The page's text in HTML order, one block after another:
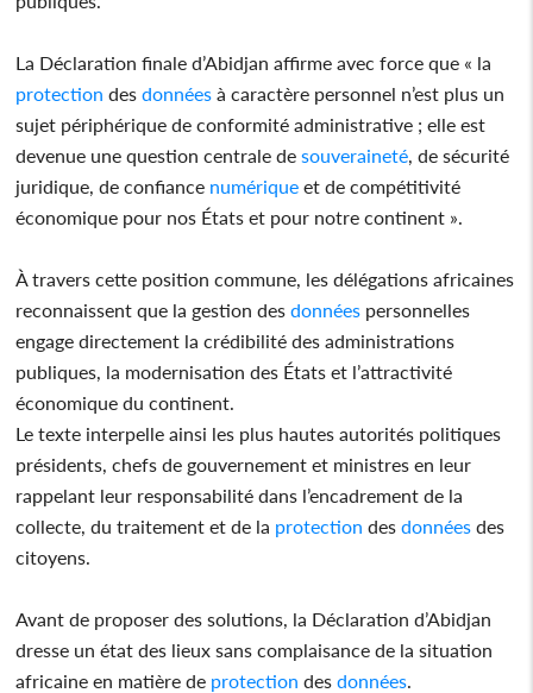
La Déclaration finale d’Abidjan affirme avec force que « la
protection des données à caractère personnel n’est plus un
sujet périphérique de conformité administrative ; elle est
devenue une question centrale de souveraineté , de sécurité
juridique, de confiance numérique et de compétitivité
économique pour nos États et pour notre continent ».
À travers cette position commune, les délégations africaines
reconnaissent que la gestion des données personnelles
engage directement la crédibilité des administrations
publiques, la modernisation des États et l’attractivité
économique du continent.
Le texte interpelle ainsi les plus hautes autorités politiques
présidents, chefs de gouvernement et ministres en leur
rappelant leur responsabilité dans l’encadrement de la
collecte, du traitement et de la protection des données des
citoyens.
Avant de proposer des solutions, la Déclaration d’Abidjan
dresse un état des lieux sans complaisance de la situation
africaine en matière de protection des données